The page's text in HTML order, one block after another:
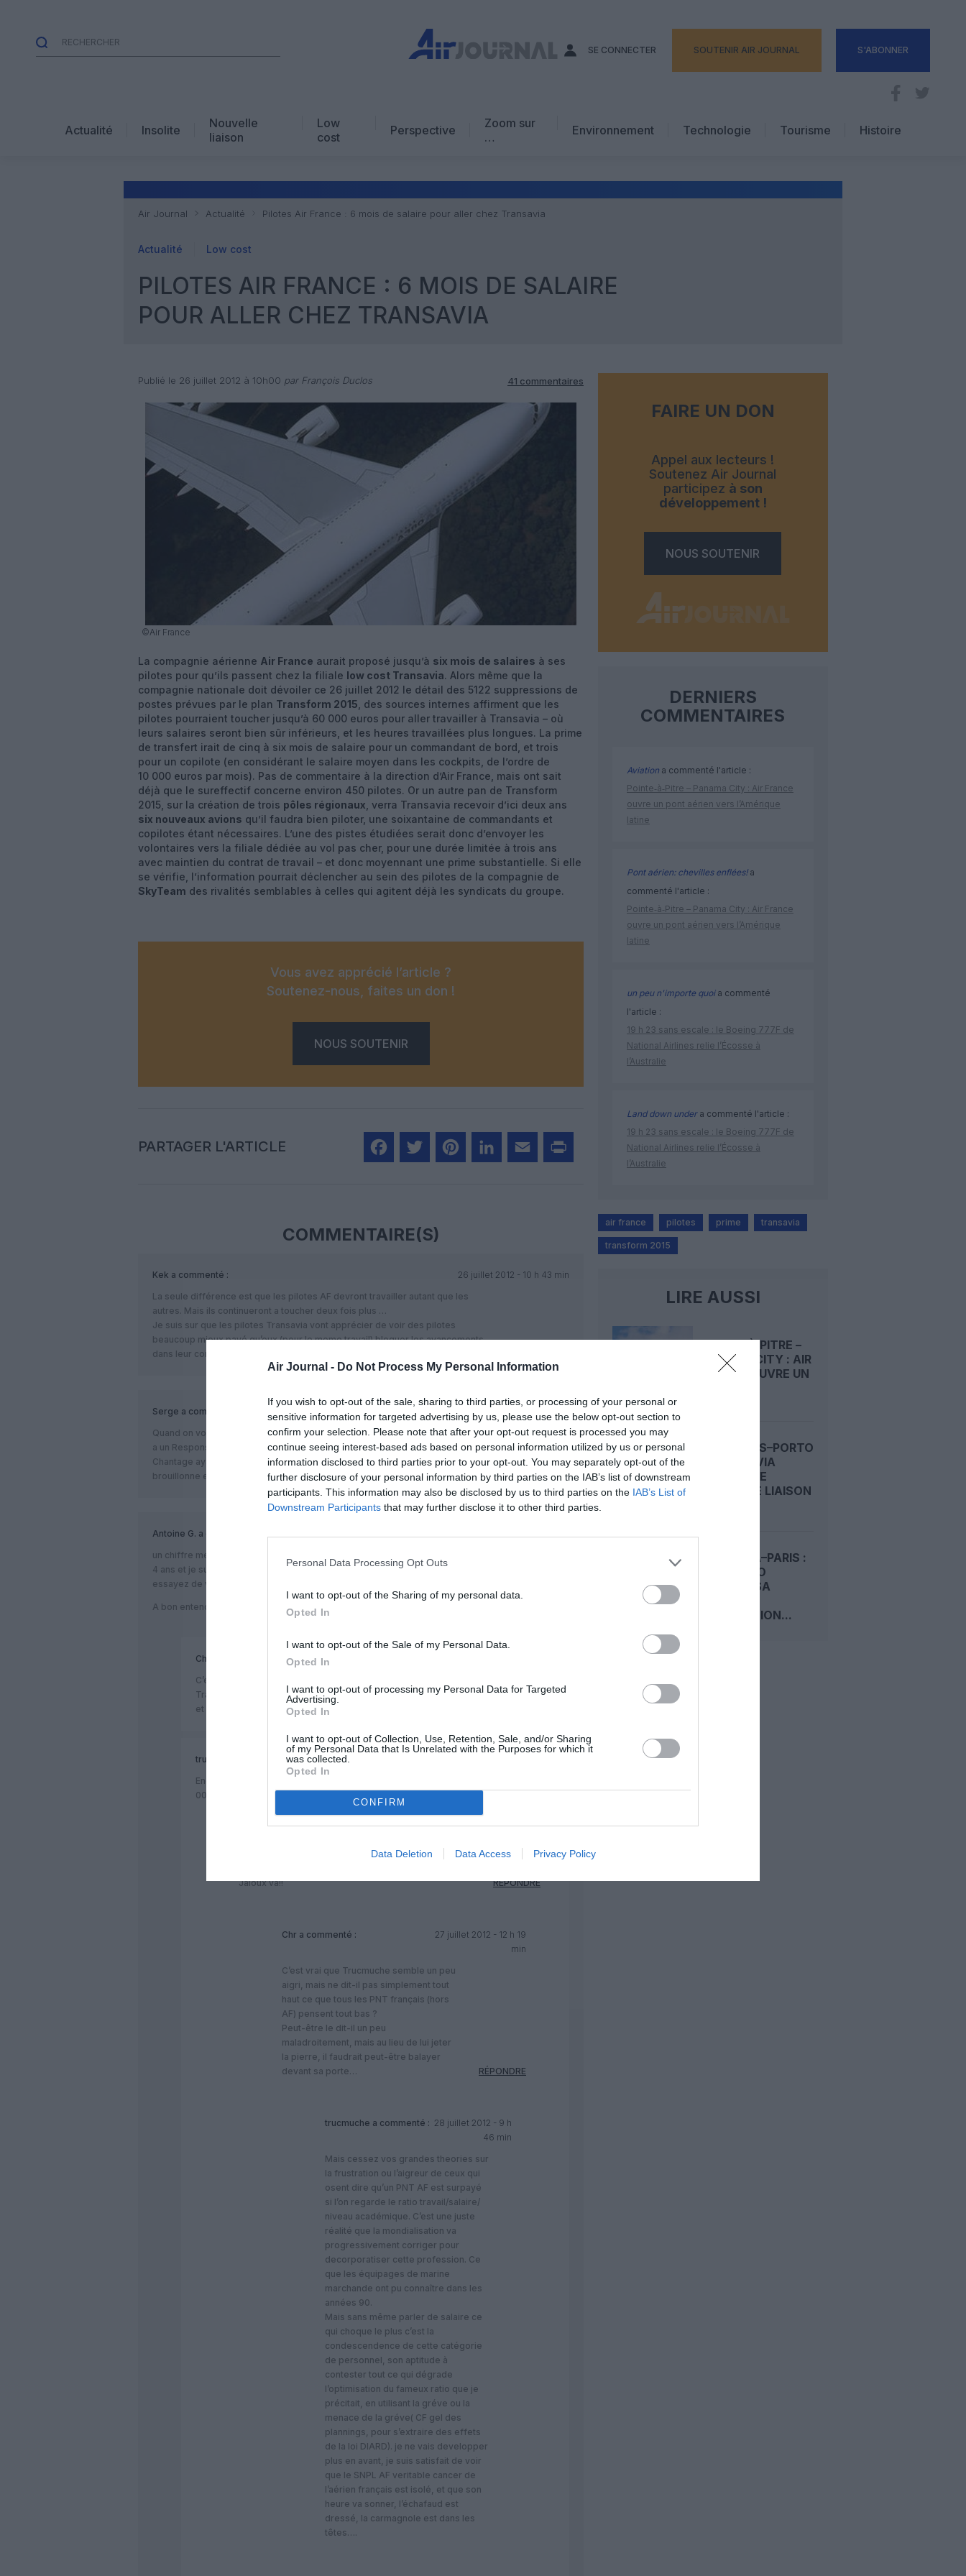
Air Journal - Do Not Process My Personal Information
If you wish to opt-out of the sale, sharing to third parties, or processing of your personal or
sensitive information for targeted advertising by us, please use the below opt-out section to
confirm your selection. Please note that after your opt-out request is processed you may
continue seeing interest-based ads based on personal information utilized by us or personal
information disclosed to third parties prior to your opt-out. You may separately opt-out of the
further disclosure of your personal information by third parties on the IAB’s list of downstream
participants. This information may also be disclosed by us to third parties on the IAB’s List of
Downstream Participants that may further disclose it to other third parties.
Personal Data Processing Opt Outs
I want to opt-out of the Sharing of my personal data.
Opted In
I want to opt-out of the Sale of my Personal Data.
Opted In
I want to opt-out of processing my Personal Data for Targeted
Advertising.
Opted In
I want to opt-out of Collection, Use, Retention, Sale, and/or Sharing
of my Personal Data that Is Unrelated with the Purposes for which it
was collected.
Opted In
CONFIRM
Data Deletion Data Access Privacy Policy
SE CONNECTER SOUTENIR AIR JOURNAL S'ABONNER
Actualité Insolite
Nouvelle
liaison
Low
cost
Perspective
Zoom sur
…
Avis d’expert
Environnement Technologie
Tourisme
Hôtellerie
Histoire
Air Journal Actualité Pilotes Air France : 6 mois de salaire pour aller chez Transavia
Actualité Low cost
PILOTES AIR FRANCE : 6 MOIS DE SALAIRE
POUR ALLER CHEZ TRANSAVIA
Publié le 26 juillet 2012 à 10h00 par François Duclos 41 commentaires
©Air France
La compagnie aérienne Air France aurait proposé jusqu’à six mois de salaires à ses
pilotes pour qu’ils passent chez la filiale low cost Transavia. Alors même que la
compagnie nationale doit dévoiler ce 26 juillet 2012 le détail des 5122 suppressions de
postes prévues par le plan Transform 2015 , des sources internes affirment que les
pilotes pourraient toucher jusqu’à 60 000 euros pour aller travailler à Transavia – où
leurs salaires seront bien sûr inférieurs, et les heures travaillées plus longues. La prime
de transfert irait de cinq à six mois de salaire pour un commandant de bord, et trois
pour un copilote (en considérant le salaire moyen dans les cockpits, de l’ordre de
10 000 euros par mois). Pas de commentaire à la direction d’Air France, mais ont sait
déjà que le sureffectif concerne environ 450 pilotes. Or un autre pan de Transform
2015, sur la création de trois pôles régionaux , verra Transavia recevoir d’ici deux ans
six nouveaux avions qu’il faudra bien piloter, une soixantaine de commandants et
copilotes étant nécessaires. L’une des pistes étudiées serait donc d’envoyer les
volontaires vers la filiale dédiée au vol pas cher, pour une durée limitée à trois ans
avec maintien du contrat de travail – et donc moyennant une prime substantielle. Si elle
se vérifie, l’information pourrait déclencher au sein des pilotes de la compagnie de
SkyTeam des rivalités semblables à celles qui agitent déjà les syndicats du groupe.
Vous avez apprécié l’article ?
Soutenez-nous, faites un don !
NOUS SOUTENIR
PARTAGER L'ARTICLE
COMMENTAIRE(S)
Kek a commenté :
26 juillet 2012 - 10 h 43 min
La seule différence est que les pilotes AF devront travailler autant que les
autres. Mais ils continueront a toucher deux fois plus …
Je suis sur que les pilotes Transavia vont apprécier de voir des pilotes
beaucoup mieux payé qu’eux (pour le meme travail) bloquer les avancements
dans leur compagnie.
Serge a commenté :
26 juillet 2012 - 13 h 09 min
Quand on voit la manière d’agir de cette direction, on se demande vraiment s’il y
a un Responsable des Ressources Humaines.
Chantage ayant entrainé le refus de signature des PNC, politique pour le moins
brouillonne et incompréhensible pour les pilotes… Eh, il y a quelqu’un là- haut ?
RÉPONDRE
Antoine G. a commenté :
un chiffre me chagrine: je suis copi sur 320 chez AF depuis maintenant presque
4 ans et je suis vraiment très très très loin de toucher 10000€/mois.
essayez de vérifier vos chiffre avant d’écrire n’importe quoi…
A bon entendeur…!
Chr
C’est vrai, mais tu n’auras pas la chance de pouvoir postuler chez
Transavia car ce sont les OPL LC (pour passer CdB) qui vont le faire
et eux touchent 10000 brut par mois… même un peu plus…
trucmuche a commenté :
Encore heureux qu’avec 4 ans d’ancienneté vous ne gagnez pas 10
000 euros par mois… On croît rêver pourquoi pas 20,30,40000….
27 juillet 2012 - 11 h 13 min
Jaloux va!!
RÉPONDRE
Chr a commenté :
27 juillet 2012 - 12 h 19
min
C’est vrai que Trucmuche semble un peu
aigri, mais ne dit-il pas simplement tout
haut ce que tous les PNT français (hors
AF) pensent tout bas ?
Peut-être le dit-il un peu
maladroitement, mais au lieu de lui jeter
la pierre, il faudrait peut-être balayer
devant sa porte…
RÉPONDRE
trucmuche a commenté : 28 juillet 2012 - 9 h
46 min
Mais cessez vos grandes theories sur
la frustration ou l’aigreur de ceux qui
osent dire qu’un PNT AF est surpayé
si l’on regarde le ratio travail/salaire/
niveau académique. C’est une juste
réalité que la mondialisation va
progressivement corriger pour
decorporatiser cette profession. Ce
que les équipages de marine
marchande ont pu connaître dans les
années 90.
Mais sans même parler de salaire ce
qui choque le plus c’est la
condescendence de cette catégorie
de personnel, son aptitude à
contester tout ce qui dégrade
l’optimisation du fameux ratio que je
précitait, en utilisant la gréve ou la
menace de la gréve( CF gel des
plannings, pour s’extraire des effets
de la loi DIARD). je ne vais developper
plus en avant, je suis satisfait de voir
que le SNPL AF veritable cancer de
l’aérien français est isolé, et que son
heure va sonner, l’échafaud est
dressé, la carmagnole est dans les
têtes….
FAIRE UN DON
Appel aux lecteurs !
Soutenez Air Journal
participez à son
développement !
NOUS SOUTENIR
DERNIERS
COMMENTAIRES
Aviation a commenté l'article :
Pointe‑à‑Pitre – Panama City : Air France
ouvre un pont aérien vers l’Amérique
latine
Pont aérien: chevilles enflées!a
commenté l'article :
Pointe‑à‑Pitre – Panama City : Air France
ouvre un pont aérien vers l’Amérique
latine
un peu n'importe quoia commenté
l'article :
19 h 23 sans escale : le Boeing 777F de
National Airlines relie l’Écosse à
l’Australie
Land down undera commenté l'article :
19 h 23 sans escale : le Boeing 777F de
National Airlines relie l’Écosse à
l’Australie
air france pilotes prime transavia
transform 2015
LIRE AUSSI
POINTE‑À‑PITRE –
PANAMA CITY : AIR
FRANCE OUVRE UN
BRUXELLES–PORTO
: TRANSAVIA
OUVRE UNE
NOUVELLE LIAISON
KINSHASA–PARIS :
AIR CONGO
PRÉPARE SA
DESTINATION...